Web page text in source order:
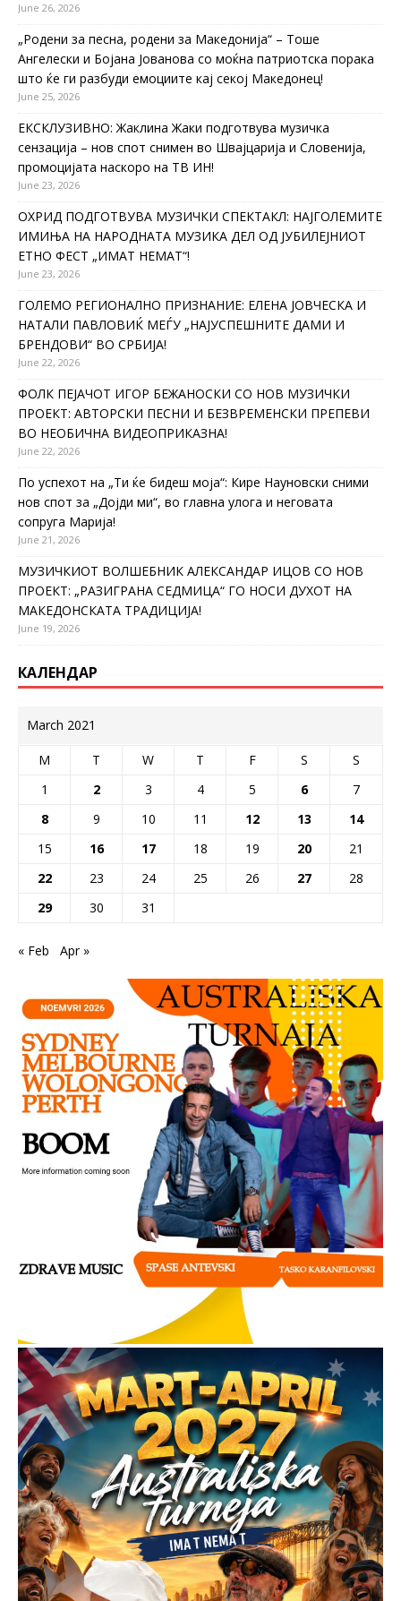
June 26, 2026
„Родени за песна, родени за Македонија“ – Тоше
Ангелески и Бојана Јованова со моќна патриотска порака
што ќе ги разбуди емоциите кај секој Македонец!
June 25, 2026
ЕКСКЛУЗИВНО: Жаклина Жаки подготвува музичка
сензација – нов спот снимен во Швајцарија и Словенија,
промоцијата наскоро на ТВ ИН!
June 23, 2026
ОХРИД ПОДГОТВУВА МУЗИЧКИ СПЕКТАКЛ: НАЈГОЛЕМИТЕ
ИМИЊА НА НАРОДНАТА МУЗИКА ДЕЛ ОД ЈУБИЛЕЈНИОТ
ЕТНО ФЕСТ „ИМАТ НЕМАТ“!
June 23, 2026
ГОЛЕМО РЕГИОНАЛНО ПРИЗНАНИЕ: ЕЛЕНА ЈОВЧЕСКА И
НАТАЛИ ПАВЛОВИЌ МЕЃУ „НАЈУСПЕШНИТЕ ДАМИ И
БРЕНДОВИ“ ВО СРБИЈА!
June 22, 2026
ФОЛК ПЕЈАЧОТ ИГОР БЕЖАНОСКИ СО НОВ МУЗИЧКИ
ПРОЕКТ: АВТОРСКИ ПЕСНИ И БЕЗВРЕМЕНСКИ ПРЕПЕВИ
ВО НЕОБИЧНА ВИДЕОПРИКАЗНА!
June 22, 2026
По успехот на „Ти ќе бидеш моја“: Кире Науновски сними
нов спот за „Дојди ми“, во главна улога и неговата
сопруга Марија!
June 21, 2026
МУЗИЧКИОТ ВОЛШЕБНИК АЛЕКСАНДАР ИЦОВ СО НОВ
ПРОЕКТ: „РАЗИГРАНА СЕДМИЦА“ ГО НОСИ ДУХОТ НА
МАКЕДОНСКАТА ТРАДИЦИЈА!
June 19, 2026
КАЛЕНДАР
March 2021
M T W T F S
S
1
2 3 4 5 6
7
8
9 10 11 12 13
14
15
16 17 18 19 20
21
22
23 24 25 26 27
28
29
30 31
« Feb Apr »